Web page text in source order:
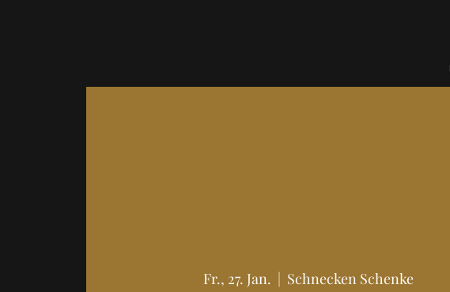
Fr., 27. Jan.
  |
Schnecken Schenke